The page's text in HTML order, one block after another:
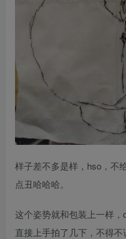
样子差不多是样，hso，不
点丑哈哈哈。
这个姿势就和包装上一样
直接上手拍了几下，不得不